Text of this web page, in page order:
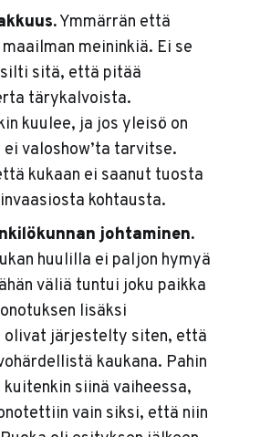
Ymmärrän että
meininkiä. Ei se
sitä, että pitää
tärykalvoista.
kuulee, ja jos yleisö on
valoshow’ta tarvitse.
kukaan ei saanut tuosta
kohtausta.
johtaminen.
huulilla ei paljon hymyä
väliä tuntui joku paikka
lisäksi
olivat järjestelty siten, että
kaukana. Pahin
siinä vaiheessa,
vain siksi, että niin